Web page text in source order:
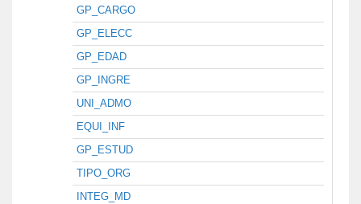
GP_CARGO
GP_ELECC
GP_EDAD
GP_INGRE
UNI_ADMO
EQUI_INF
GP_ESTUD
TIPO_ORG
INTEG_MD